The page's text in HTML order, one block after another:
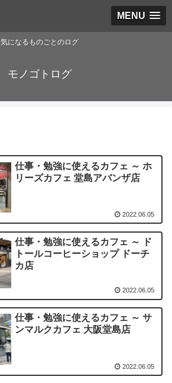
MENU
気になるものごとのログ
モノゴトログ
仕事・勉強に使えるカフェ ～ ホ
リーズカフェ 堂島アバンザ店
2022.06.05
仕事・勉強に使えるカフェ ～ ド
トールコーヒーショップ ドーチ
カ店
2022.06.05
仕事・勉強に使えるカフェ ～ サ
ンマルクカフェ 大阪堂島店
2022.06.05